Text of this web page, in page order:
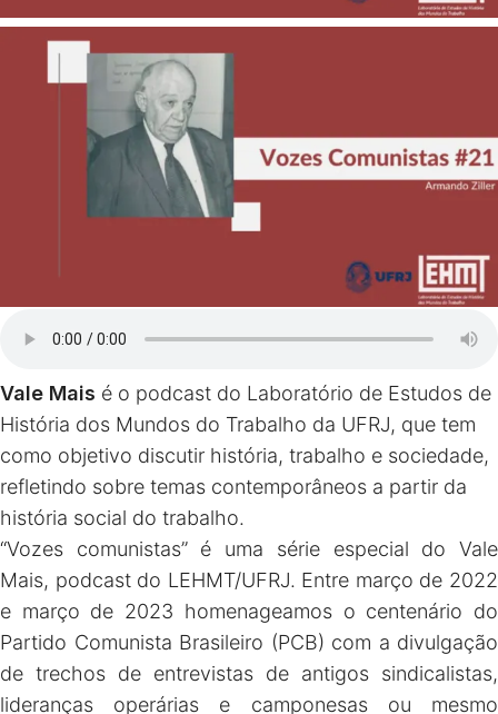
Vale Mais é o podcast do Laboratório de Estudos de
História dos Mundos do Trabalho da UFRJ, que tem
como objetivo discutir história, trabalho e sociedade,
refletindo sobre temas contemporâneos a partir da
história social do trabalho.
“Vozes comunistas” é uma série especial do Vale
Mais, podcast do LEHMT/UFRJ. Entre março de 2022
e março de 2023 homenageamos o centenário do
Partido Comunista Brasileiro (PCB) com a divulgação
de trechos de entrevistas de antigos sindicalistas,
lideranças operárias e camponesas ou mesmo